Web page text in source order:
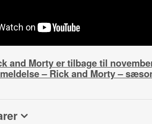
and Morty er tilbage til
– Rick and Morty –